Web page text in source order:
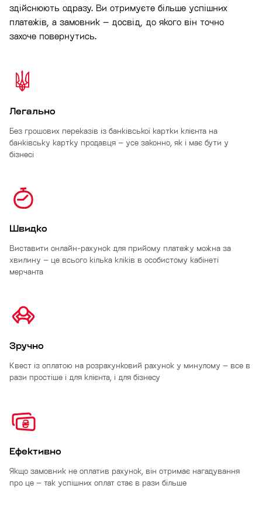
здійснюють одразу. Ви отримуєте більше успішних
платежів, а замовник – досвід, до якого він точно
захоче повернутись.
Легально
Без грошових переказів із банківської картки клієнта на
банківську картку продавця – усе законно, як і має бути у
бізнесі
Швидко
Виставити онлайн-рахунок для прийому платежу можна за
хвилину – це всього кілька кліків в особистому кабінеті
мерчанта
Зручно
Квест із оплатою на розрахунковий рахунок у минулому – все в
рази простіше і для клієнта, і для бізнесу
Ефективно
Якщо замовник не оплатив рахунок, він отримає нагадування
про це – так успішних оплат стає в рази більше